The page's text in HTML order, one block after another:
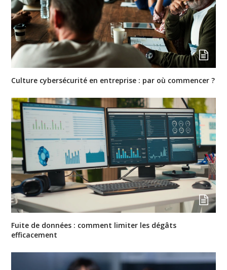
Culture cybersécurité en entreprise : par où commencer ?
Fuite de données : comment limiter les dégâts
efficacement